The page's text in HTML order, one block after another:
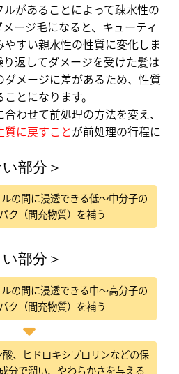
があることによって疎水性の
ージ毛になると、キューティ
すい親水性の性質に変化しま
返してダメージを受けた髪は
メージに差があるため、性質
とになります。
わせて前処理の方法を変え、
に戻すことが前処理の行程に
部分＞
の間に浸透できる低～中分子の
ク（間充物質）を補う
部分＞
の間に浸透できる中～高分子の
ク（間充物質）を補う
、ヒドロキシプロリンなどの保
分で潤い、やわらかさを与える